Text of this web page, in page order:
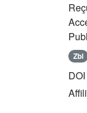
Zbl
DOI